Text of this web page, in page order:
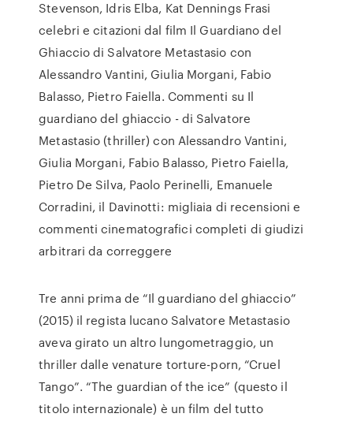
Stevenson, Idris Elba, Kat Dennings Frasi
celebri e citazioni dal film Il Guardiano del
Ghiaccio di Salvatore Metastasio con
Alessandro Vantini, Giulia Morgani, Fabio
Balasso, Pietro Faiella. Commenti su Il
guardiano del ghiaccio - di Salvatore
Metastasio (thriller) con Alessandro Vantini,
Giulia Morgani, Fabio Balasso, Pietro Faiella,
Pietro De Silva, Paolo Perinelli, Emanuele
Corradini, il Davinotti: migliaia di recensioni e
commenti cinematografici completi di giudizi
arbitrari da correggere
Tre anni prima de “Il guardiano del ghiaccio”
(2015) il regista lucano Salvatore Metastasio
aveva girato un altro lungometraggio, un
thriller dalle venature torture-porn, “Cruel
Tango”. “The guardian of the ice” (questo il
titolo internazionale) è un film del tutto